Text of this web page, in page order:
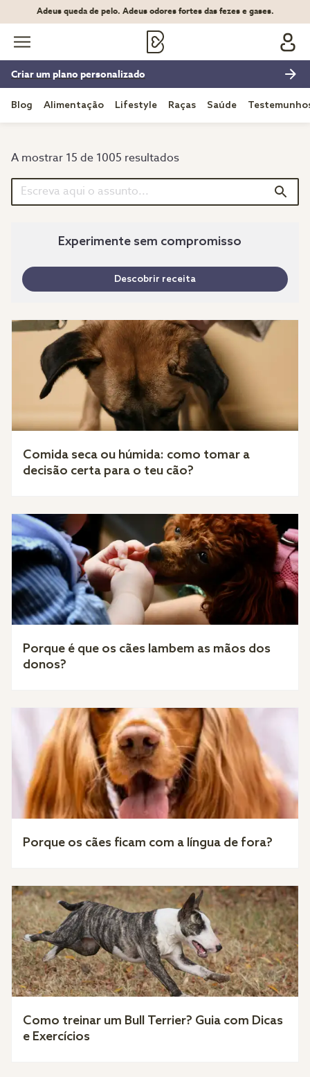
Adeus queda de pelo. Adeus odores fortes das fezes e gases.
Criar um plano personalizado
Blog Alimentação Lifestyle Raças Saúde
A mostrar 15 de 1005 resultados
Experimente sem compromisso
Descobrir receita
Comida seca ou húmida: como tomar a
decisão certa para o teu cão?
Porque é que os cães lambem as mãos dos
donos?
Porque os cães ficam com a língua de fora?
Como treinar um Bull Terrier? Guia com Dicas
e Exercícios